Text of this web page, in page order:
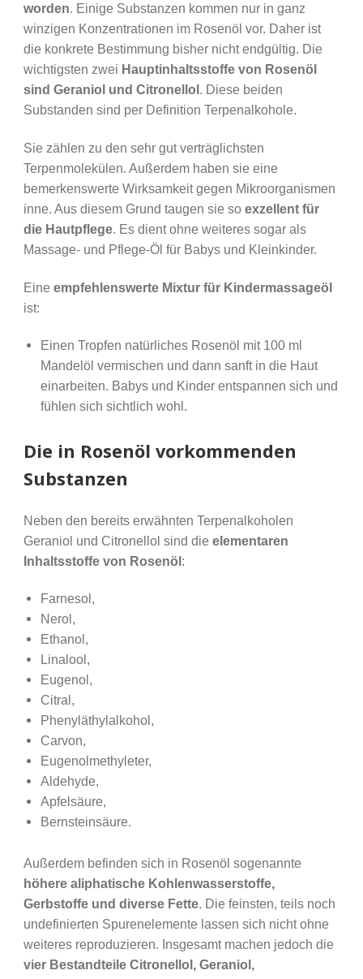
worden. Einige Substanzen kommen nur in ganz
winzigen Konzentrationen im Rosenöl vor. Daher ist
die konkrete Bestimmung bisher nicht endgültig. Die
wichtigsten zwei Hauptinhaltsstoffe von Rosenöl
sind Geraniol und Citronellol . Diese beiden
Substanden sind per Definition Terpenalkohole.
Sie zählen zu den sehr gut verträglichsten
Terpenmolekülen. Außerdem haben sie eine
bemerkenswerte Wirksamkeit gegen Mikroorganismen
inne. Aus diesem Grund taugen sie so exzellent für
die Hautpflege. Es dient ohne weiteres sogar als
Massage- und Pflege-Öl für Babys und Kleinkinder.
Eine empfehlenswerte Mixtur für Kindermassageöl
ist:
Einen Tropfen natürliches Rosenöl mit 100 ml
Mandelöl vermischen und dann sanft in die Haut
einarbeiten. Babys und Kinder entspannen sich und
fühlen sich sichtlich wohl.
Die in Rosenöl vorkommenden
Substanzen
Neben den bereits erwähnten Terpenalkoholen
Geraniol und Citronellol sind die elementaren
Inhaltsstoffe von Rosenöl:
Farnesol,
Nerol,
Ethanol,
Linalool,
Eugenol,
Citral,
Phenyläthylalkohol,
Carvon,
Eugenolmethyleter,
Aldehyde,
Apfelsäure,
Bernsteinsäure.
Außerdem befinden sich in Rosenöl sogenannte
höhere aliphatische Kohlenwasserstoffe,
Gerbstoffe und diverse Fette. Die feinsten, teils noch
undefinierten Spurenelemente lassen sich nicht ohne
weiteres reproduzieren. Insgesamt machen jedoch die
vier Bestandteile Citronellol, Geraniol,